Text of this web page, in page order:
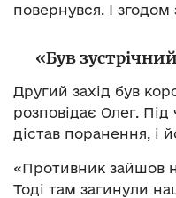
повернувся. І
«Був
Другий захід був
розповідає Олег. Під
дістав поранення, і
«Противник зайшов
Тоді там загинули